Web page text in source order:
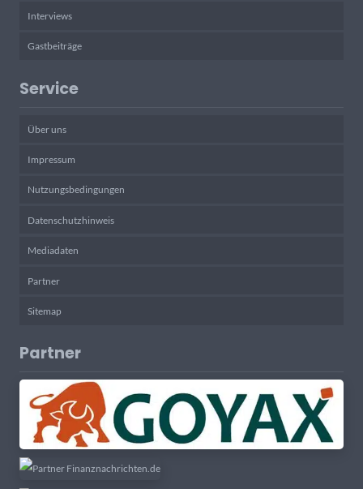
Interviews
Gastbeiträge
Service
Über uns
Impressum
Nutzungsbedingungen
Datenschutzhinweis
Mediadaten
Partner
Sitemap
Partner